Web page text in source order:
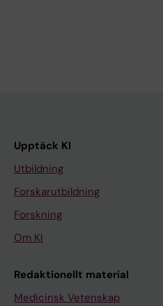
Upptäck KI
Utbildning
Forskarutbildning
Forskning
Om KI
Redaktionellt material
Medicinsk Vetenskap